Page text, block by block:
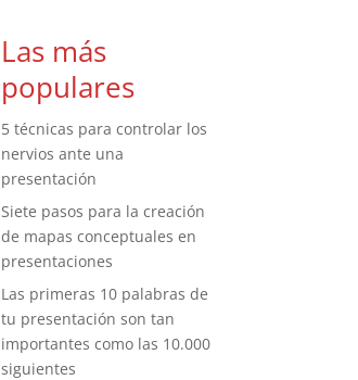
Las más
populares
5 técnicas para controlar los
nervios ante una
presentación
Siete pasos para la creación
de mapas conceptuales en
presentaciones
Las primeras 10 palabras de
tu presentación son tan
importantes como las 10.000
siguientes